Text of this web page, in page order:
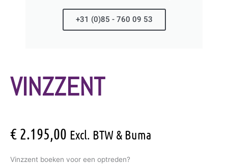
VINZZENT
€ 2.195,00 Excl. BTW & Buma
Vinzzent boeken voor een optreden?
+31 (0)85 - 760 09 53